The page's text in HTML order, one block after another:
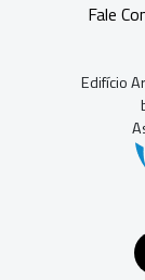
Fale
Edifício